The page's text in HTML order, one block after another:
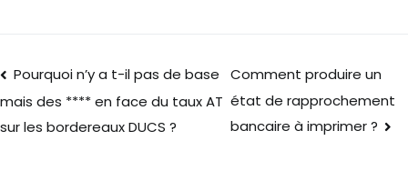
Pourquoi n’y a t-il pas de base
mais des **** en face du taux AT
sur les bordereaux DUCS ?
Comment produire un
état de rapprochement
bancaire à imprimer ?